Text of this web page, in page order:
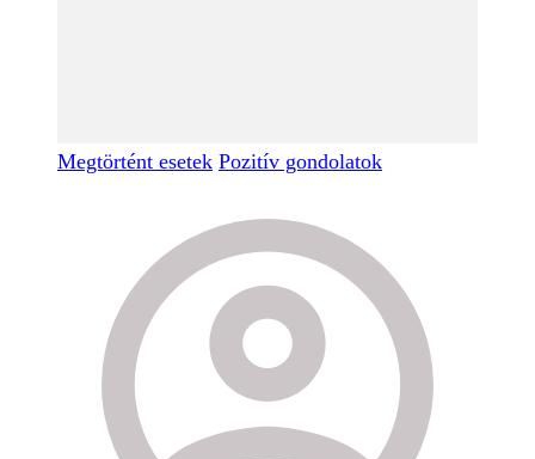
Megtörtént esetek Pozitív gondolatok